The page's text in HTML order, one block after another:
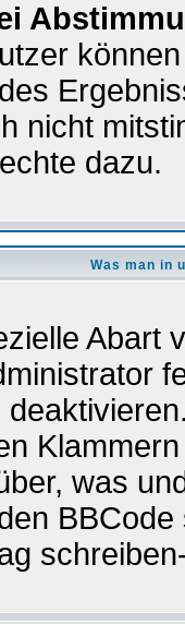
nicht
dazu.
Was man in
Abart
was